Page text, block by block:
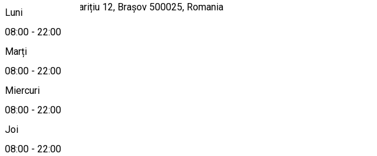
Luni
08:00 - 22:00
Marți
08:00 - 22:00
Miercuri
08:00 - 22:00
Joi
08:00 - 22:00
Strada Gherghe Barițiu 12, Brașov 500025, Romania
Hartă